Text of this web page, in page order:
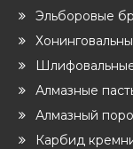
Эльборовые
Алмазные
Алмазный
Карбид